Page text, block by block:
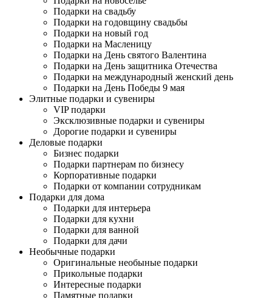
Подарки на свадьбу
Подарки на годовщину свадьбы
Подарки на новый год
Подарки на Масленицу
Подарки на День святого Валентина
Подарки на День защитника Отечества
Подарки на международный женский день
Подарки на День Победы 9 мая
Элитные подарки и сувениры
VIP подарки
Эксклюзивные подарки и сувениры
Дорогие подарки и сувениры
Деловые подарки
Бизнес подарки
Подарки партнерам по бизнесу
Корпоративные подарки
Подарки от компании сотрудникам
Подарки для дома
Подарки для интерьера
Подарки для кухни
Подарки для ванной
Подарки для дачи
Необычные подарки
Оригинальные необыные подарки
Прикольные подарки
Интересные подарки
Памятные подарки